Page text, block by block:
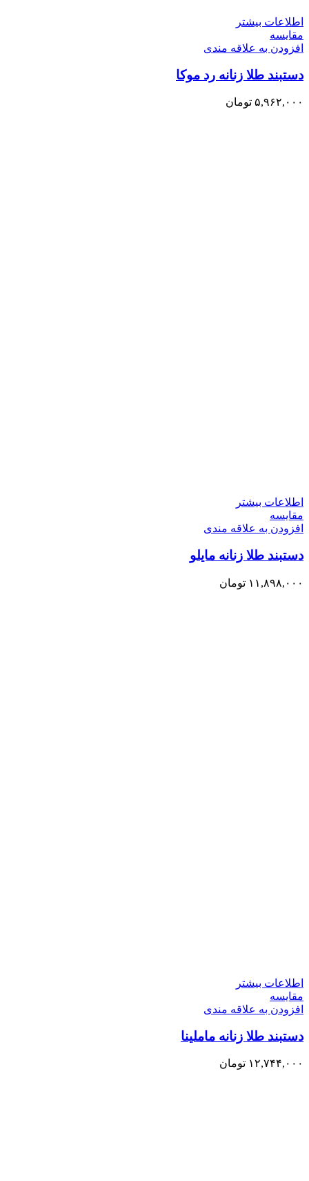
اطلاعات بیشتر
مقایسه
افزودن به علاقه مندی
دستبند طلا زنانه رد موکا
۵,۹۶۲,۰۰۰ تومان
اطلاعات بیشتر
مقایسه
افزودن به علاقه مندی
دستبند طلا زنانه مایلو
۱۱,۸۹۸,۰۰۰ تومان
اطلاعات بیشتر
مقایسه
افزودن به علاقه مندی
دستبند طلا زنانه ماملینا
۱۲,۷۴۴,۰۰۰ تومان